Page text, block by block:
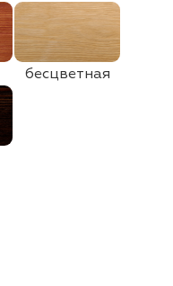
бесцветная